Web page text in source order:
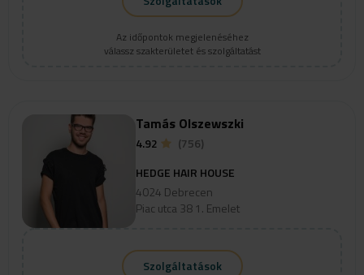
Az időpontok megjelenéséhez
válassz szakterületet és szolgáltatást
Szolgáltatások
Tamás Olszewszki
4.92
(756)
HEDGE HAIR HOUSE
4024 Debrecen
Piac utca 38 1. Emelet